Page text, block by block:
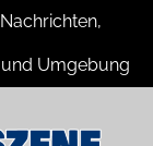
Umgebung